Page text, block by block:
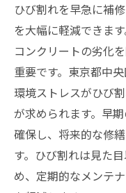
ひび割れを早急に補
を大幅に軽減できま
コンクリートの劣化
重要です。東京都中
環境ストレスがひび
が求められます。早
確保し、将来的な修
す。ひび割れは見た
め、定期的なメンテ